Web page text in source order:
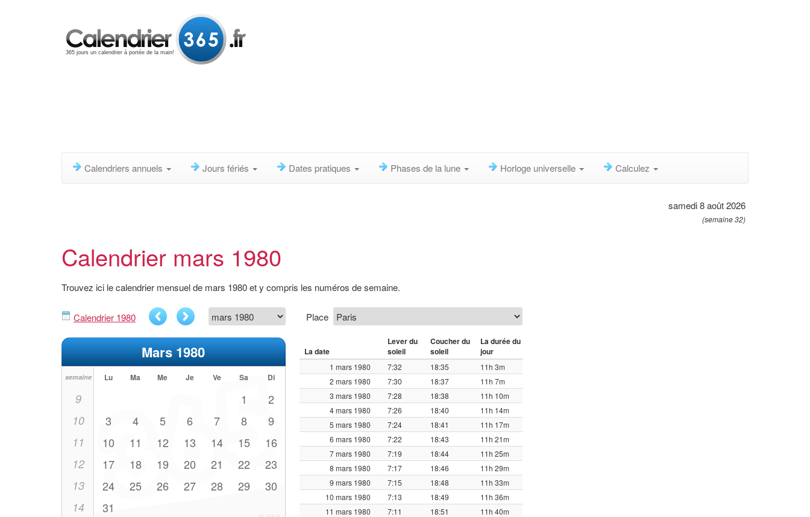
365 jours un calendrier à portée de la main!
Calendriers annuels Jours fériés Dates pratiques Phases de la lune Horloge universelle Calculez
samedi 8 août 2026
(semaine 32)
Calendrier mars 1980
Trouvez ici le calendrier mensuel de mars 1980 et y compris les numéros de semaine.
Calendrier 1980
Mars 1980
semaine Lu Ma Me Je Ve Sa Di
9 1 2
10 3 4 5 6 7 8 9
11 10 11 12 13 14 15 16
12 17 18 19 20 21 22 23
13 24 25 26 27 28 29 30
14 31
Place
La date
Lever du
soleil
Coucher du
soleil
La durée du
jour
1 mars 1980 7:32 18:35
11h 3m
2 mars 1980
7:30 18:37
11h 7m
3 mars 1980
7:28 18:38
11h 10m
4 mars 1980
7:26 18:40
11h 14m
5 mars 1980
7:24 18:41
11h 17m
6 mars 1980
7:22 18:43
11h 21m
7 mars 1980
7:19 18:44
11h 25m
8 mars 1980
7:17 18:46
11h 29m
9 mars 1980
7:15 18:48
11h 33m
10 mars 1980
7:13 18:49
11h 36m
11 mars 1980
7:11 18:51
11h 40m